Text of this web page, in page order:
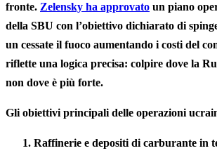
fronte. Zelensky ha approvato un piano
della SBU con l’obiettivo dichiarato di
un cessate il fuoco aumentando i costi del
riflette una logica precisa: colpire dove la
non dove è più forte.
Gli obiettivi principali delle operazioni
Raffinerie e depositi di carburante in